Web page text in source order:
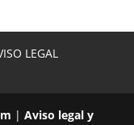
LEGAL
| Aviso legal y